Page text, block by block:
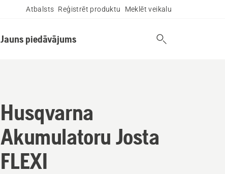
Atbalsts Reģistrēt produktu Meklēt veikalu
Jauns piedāvājums
Husqvarna
Akumulatoru Josta
FLEXI